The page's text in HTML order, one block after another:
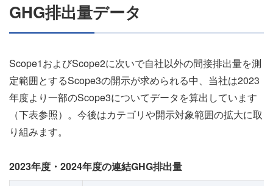
GHG排出量データ
Scope1およびScope2に次いで自社以外の間接排出量を測
定範囲とするScope3の開示が求められる中、当社は2023
年度より一部のScope3についてデータを算出しています
（下表参照）。今後はカテゴリや開示対象範囲の拡大に取
り組みます。
2023年度・2024年度の連結GHG排出量